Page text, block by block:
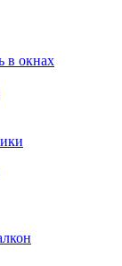
в окнах